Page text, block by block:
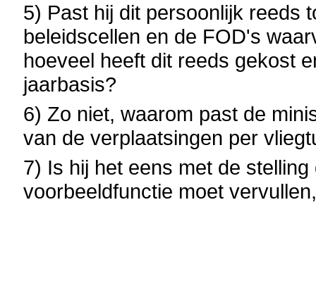
5) Past hij dit persoonlijk reeds
beleidscellen en de FOD's
hoeveel heeft dit reeds gekost
jaarbasis?
6) Zo niet, waarom past de
van de verplaatsingen per
7) Is hij het eens met de
voorbeeldfunctie moet